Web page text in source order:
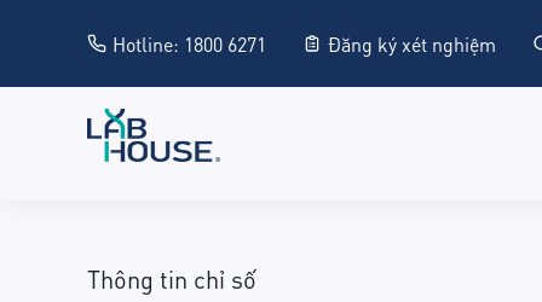
Hotline: 1800 6271 Đăng ký xét nghiệm
Thông tin chỉ số